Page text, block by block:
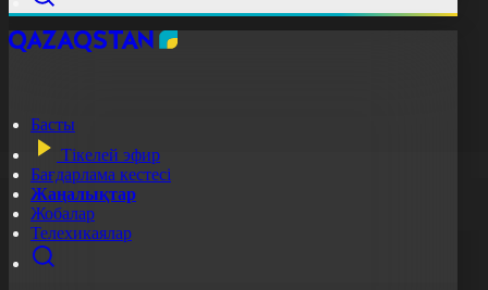
Басты
Тікелей эфир
Бағдарлама кестесі
Жаңалықтар
Жобалар
Телехикаялар